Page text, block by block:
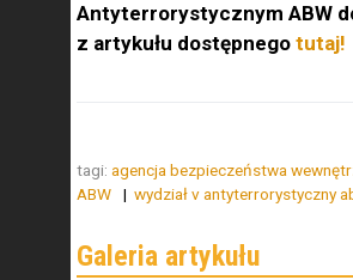
Antyterrorystycznym ABW
z artykułu dostępnego tutaj!
tagi: agencja bezpieczeństwa
ABW
wydział v antyterrorystyczny